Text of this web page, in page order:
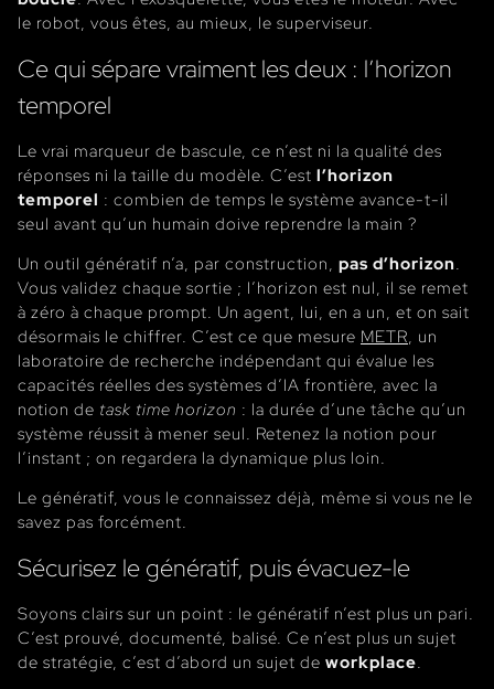
le robot, vous êtes, au mieux, le superviseur.
Ce qui sépare vraiment les deux : l’horizon
temporel
Le vrai marqueur de bascule, ce n’est ni la qualité des
réponses ni la taille du modèle. C’est l’horizon
temporel : combien de temps le système avance-t-il
seul avant qu’un humain doive reprendre la main ?
Un outil génératif n’a, par construction, pas d’horizon.
Vous validez chaque sortie ; l’horizon est nul, il se remet
à zéro à chaque prompt. Un agent, lui, en a un, et on sait
désormais le chiffrer. C’est ce que mesure METR, un
laboratoire de recherche indépendant qui évalue les
capacités réelles des systèmes d’IA frontière, avec la
notion de task time horizon : la durée d’une tâche qu’un
système réussit à mener seul. Retenez la notion pour
l’instant ; on regardera la dynamique plus loin.
Le génératif, vous le connaissez déjà, même si vous ne le
savez pas forcément.
Sécurisez le génératif, puis évacuez-le
Soyons clairs sur un point : le génératif n’est plus un pari.
C’est prouvé, documenté, balisé. Ce n’est plus un sujet
de stratégie, c’est d’abord un sujet de workplace.